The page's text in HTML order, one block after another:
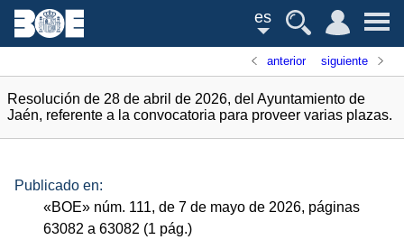
es
anterior siguiente
Resolución de 28 de abril de 2026, del Ayuntamiento de
Jaén, referente a la convocatoria para proveer varias plazas.
Publicado en:
«BOE» núm. 111, de 7 de mayo de 2026, páginas
63082 a 63082 (1 pág.)